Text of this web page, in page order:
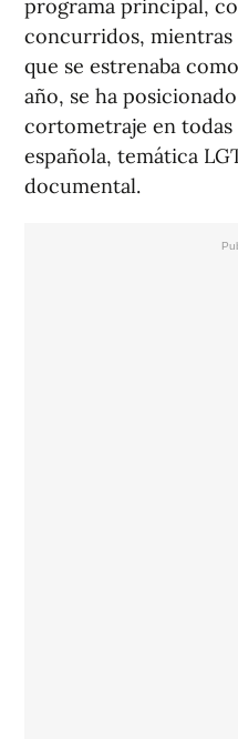
programa principal,
concurridos, mientras
que se estrenaba
año, se ha
cortometraje en
española, temática
documental.